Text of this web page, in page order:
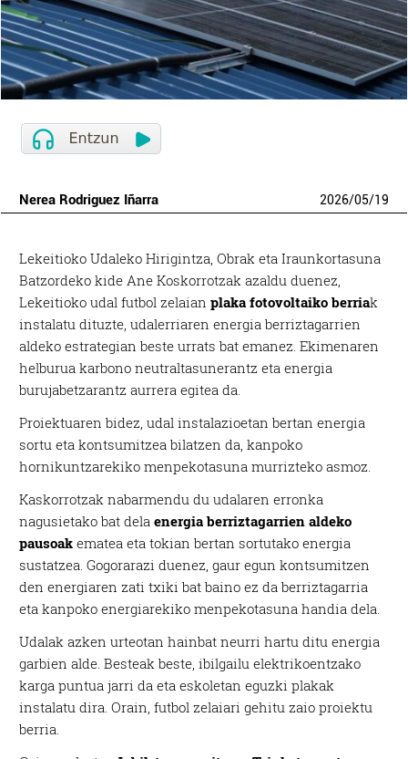
Nerea Rodriguez Iñarra 2026/05/19
Lekeitioko Udaleko Hirigintza, Obrak eta Iraunkortasuna
Batzordeko kide Ane Koskorrotzak azaldu duenez,
Lekeitioko udal futbol zelaianplaka fotovoltaiko berriak
instalatu dituzte, udalerriaren energia berriztagarrien
aldeko estrategian beste urrats bat emanez. Ekimenaren
helburua karbono neutraltasunerantz eta energia
burujabetzarantz aurrera egitea da.
Proiektuaren bidez, udal instalazioetan bertan energia
sortu eta kontsumitzea bilatzen da, kanpoko
hornikuntzarekiko menpekotasuna murrizteko asmoz.
Kaskorrotzak nabarmendu du udalaren erronka
nagusietako bat delaenergia berriztagarrien aldeko
pausoak ematea eta tokian bertan sortutako energia
sustatzea. Gogorarazi duenez, gaur egun kontsumitzen
den energiaren zati txiki bat baino ez da berriztagarria
eta kanpoko energiarekiko menpekotasuna handia dela.
Udalak azken urteotan hainbat neurri hartu ditu energia
garbien alde. Besteak beste, ibilgailu elektrikoentzako
karga puntua jarri da eta eskoletan eguzki plakak
instalatu dira. Orain, futbol zelaiari gehitu zaio proiektu
berria.